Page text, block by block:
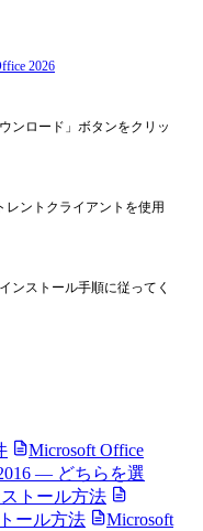
2026
ンロード」ボタンをクリッ
レントクライアントを使用
ンストール手順に従ってく
Microsoft Office
— どちらを選
トール方法
ール方法
Microsoft